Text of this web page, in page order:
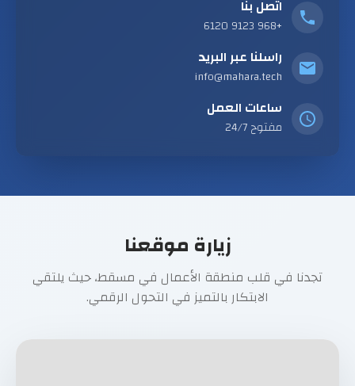
اتصل بنا
+968 9123 6120
راسلنا عبر البريد
info@mahara.tech
ساعات العمل
مفتوح 24/7
زيارة موقعنا
تجدنا في قلب منطقة الأعمال في مسقط، حيث يلتقي
الابتكار بالتميز في التحول الرقمي.